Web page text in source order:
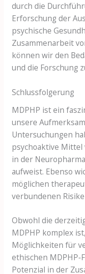
durch die
Erforschung der
psychische
Zusammenarbeit
können wir den
und die Forschung
Schlussfolgerung
MDPHP ist ein
unsere
Untersuchungen
psychoaktive
in der
aufweist. Ebenso
möglichen
verbundenen
Obwohl die
MDPHP komplex
Möglichkeiten für
ethischen MDPHP-
Potenzial in der